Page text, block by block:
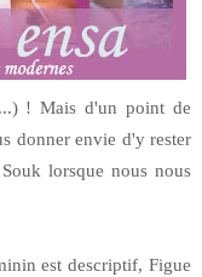
! Mais d'un point de
donner envie d'y rester
lorsque nous nous
est descriptif, Figue